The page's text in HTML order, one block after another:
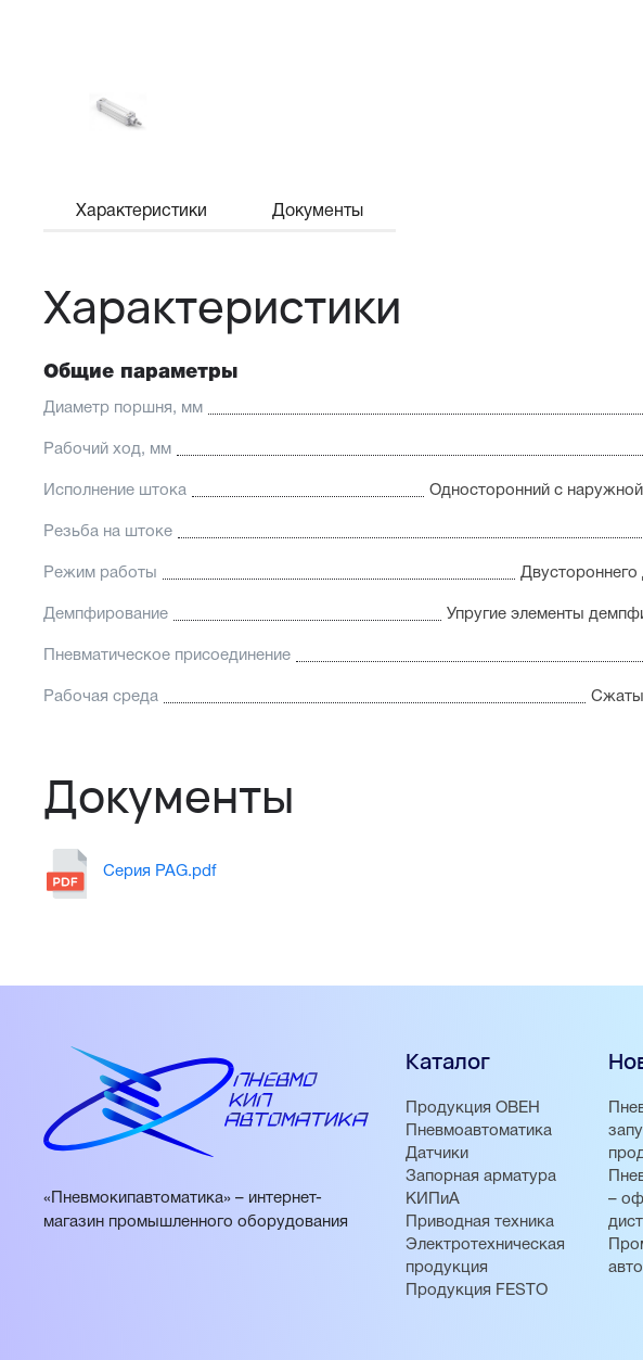
Характеристики Документы
Характеристики
Общие параметры
Диаметр поршня, мм
Рабочий ход, мм
Исполнение штока Односторонний с
Резьба на штоке
Режим работы Двустороннего
Демпфирование Упругие элементы
Пневматическое присоединение
Рабочая среда
Документы
Серия PAG.pdf
«Пневмокипавтоматика» – интернет-
магазин промышленного оборудования
Каталог
Продукция ОВЕН
Пневмоавтоматика
Датчики
Запорная арматура
КИПиА
Приводная техника
Электротехническая
продукция
Продукция FESTO
–